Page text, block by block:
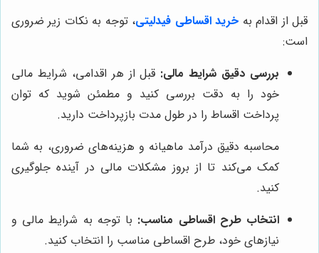
قبل از اقدام به خرید اقساطی فیدلیتی، توجه به نکات زیر ضروری
است:
بررسی دقیق شرایط مالی: قبل از هر اقدامی، شرایط مالی
خود را به دقت بررسی کنید و مطمئن شوید که توان
پرداخت اقساط را در طول مدت بازپرداخت دارید.
محاسبه دقیق درآمد ماهیانه و هزینه‌های ضروری، به شما
کمک می‌کند تا از بروز مشکلات مالی در آینده جلوگیری
کنید.
انتخاب طرح اقساطی مناسب: با توجه به شرایط مالی و
نیازهای خود، طرح اقساطی مناسب را انتخاب کنید.